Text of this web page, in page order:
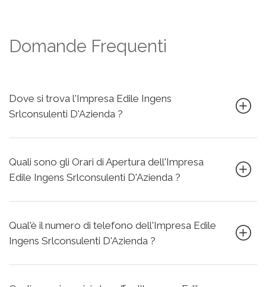
Domande Frequenti
Dove si trova l'Impresa Edile Ingens
Srlconsulenti D'Azienda ?
Quali sono gli Orari di Apertura dell'Impresa
Edile Ingens Srlconsulenti D'Azienda ?
Qual'è il numero di telefono dell'Impresa Edile
Ingens Srlconsulenti D'Azienda ?